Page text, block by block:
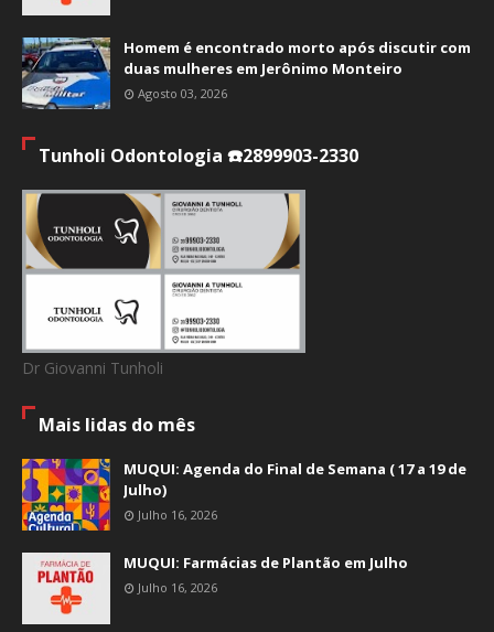
Homem é encontrado morto após discutir com
duas mulheres em Jerônimo Monteiro
Agosto 03, 2026
Tunholi Odontologia ☎️2899903-2330
Dr Giovanni Tunholi
Mais lidas do mês
MUQUI: Agenda do Final de Semana ( 17 a 19 de
Julho)
Julho 16, 2026
MUQUI: Farmácias de Plantão em Julho
Julho 16, 2026